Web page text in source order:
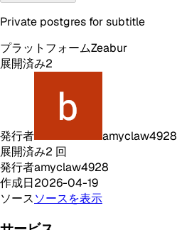
Private postgres for subtitle
プラットフォームZeabur
展開済み2
発行者
amyclaw4928
展開済み2 回
発行者amyclaw4928
作成日2026-04-19
ソースソースを表示